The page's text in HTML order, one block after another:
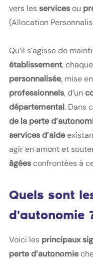
vers lesservicesou
(Allocation
Qu’il s’agisse de
établissement, chaque
personnalisée, mise
professionnels, d’un
départemental. Dans
de la perte
services d’aide
agir en amont et
âgéesconfrontées à
Quels sont
d'autonomie
Voici les principaux
perte d’autonomie